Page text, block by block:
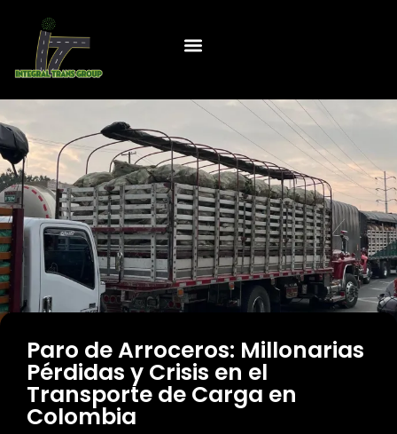
Paro de Arroceros: Millonarias
Pérdidas y Crisis en el
Transporte de Carga en
Colombia